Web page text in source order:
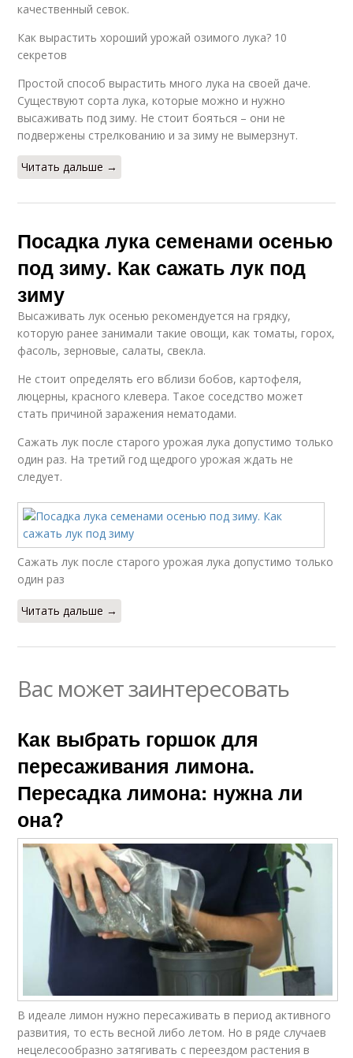
качественный севок.
Как вырастить хороший урожай озимого лука? 10
секретов
Простой способ вырастить много лука на своей даче.
Существуют сорта лука, которые можно и нужно
высаживать под зиму. Не стоит бояться – они не
подвержены стрелкованию и за зиму не вымерзнут.
Читать дальше →
Посадка лука семенами осенью
под зиму. Как сажать лук под
зиму
Высаживать лук осенью рекомендуется на грядку,
которую ранее занимали такие овощи, как томаты, горох,
фасоль, зерновые, салаты, свекла.
Не стоит определять его вблизи бобов, картофеля,
люцерны, красного клевера. Такое соседство может
стать причиной заражения нематодами.
Сажать лук после старого урожая лука допустимо только
один раз. На третий год щедрого урожая ждать не
следует.
Сажать лук после старого урожая лука допустимо только
один раз
Читать дальше →
Вас может заинтересовать
Как выбрать горшок для
пересаживания лимона.
Пересадка лимона: нужна ли
она?
В идеале лимон нужно пересаживать в период активного
развития, то есть весной либо летом. Но в ряде случаев
нецелесообразно затягивать с переездом растения в